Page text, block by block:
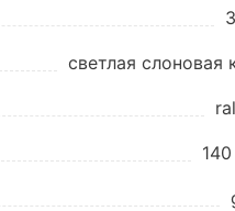
светлая слоновая